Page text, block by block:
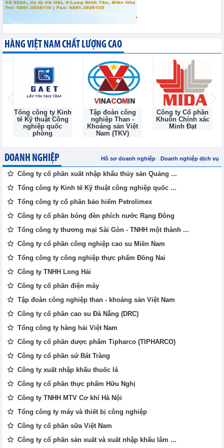
HÀNG VIỆT NAM CHẤT LƯỢNG CAO
Tập đoàn công
nghiệp Than -
Khoáng sản Việt
Nam (TKV)
Công ty Cổ phần
Khuôn Chính xác
Minh Đạt
Công ty Cổ Phần
Đầu Tư và Thương
Mại TNG
DOANH NGHIỆP Hồ sơ doanh nghiệp Doanh nghiệp dịch vụ
Công ty cổ phần xuất nhập khẩu thủy sản Quảng ...
Tổng công ty Kinh tế Kỹ thuật công nghiệp quốc ...
Tổng công ty cổ phần bảo hiểm Petrolimex
Công ty cổ phần bóng đèn phích nước Rạng Đông
Tổng công ty thương mại Sài Gòn - TNHH một thành ...
Công ty cổ phần công nghiệp cao su Miền Nam
Tổng công ty công nghiệp thực phẩm Đồng Nai
Công ty TNHH Long Hải
Công ty cổ phần điện máy
Tập đoàn công nghiệp than - khoáng sản Việt Nam
Công ty cổ phần cao su Đà Nẵng (DRC)
Tổng công ty hàng hải Việt Nam
Công ty cổ phần dược phẩm Tipharco (TIPHARCO)
Công ty cổ phần sứ Bát Tràng
Công ty xuất nhập khẩu thuốc lá
Công ty cổ phần thực phẩm Hữu Nghị
Công ty TNHH MTV Cơ khí Hà Nội
Tổng công ty máy và thiết bị công nghiệp
Công ty cổ phần sữa Việt Nam
Công ty cổ phần sản xuất và xuất nhập khẩu lâm ...